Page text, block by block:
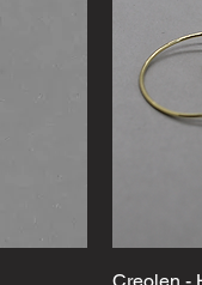
Creolen -